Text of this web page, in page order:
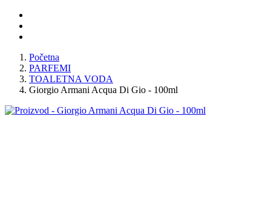
Početna
PARFEMI
TOALETNA VODA
Giorgio Armani Acqua Di Gio - 100ml